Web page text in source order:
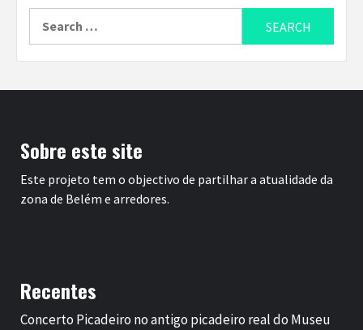
Sobre este site
Este projeto tem o objectivo de partilhar a atualidade da
zona de Belém e arredores.
Recentes
Concerto Picadeiro no antigo picadeiro real do Museu